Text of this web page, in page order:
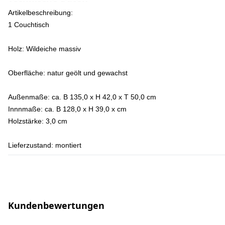
Artikelbeschreibung:
1 Couchtisch
Holz: Wildeiche massiv
Oberfläche: natur geölt und gewachst
Außenmaße: ca. B 135,0 x H 42,0 x T 50,0 cm
Innnmaße: ca. B 128,0 x H 39,0 x cm
Holzstärke: 3,0 cm
Lieferzustand: montiert
Kundenbewertungen